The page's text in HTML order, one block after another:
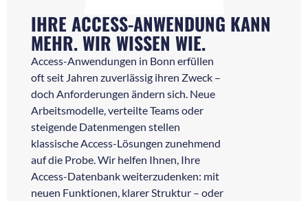
IHRE ACCESS-ANWENDUNG KANN
MEHR. WIR WISSEN WIE.
Access-Anwendungen in Bonn erfüllen
oft seit Jahren zuverlässig ihren Zweck –
doch Anforderungen ändern sich. Neue
Arbeitsmodelle, verteilte Teams oder
steigende Datenmengen stellen
klassische Access-Lösungen zunehmend
auf die Probe. Wir helfen Ihnen, Ihre
Access-Datenbank weiterzudenken: mit
neuen Funktionen, klarer Struktur – oder